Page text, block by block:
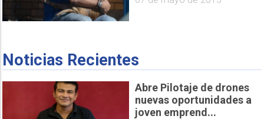
Noticias Recientes
Abre Pilotaje de drones
nuevas oportunidades a
joven emprend...